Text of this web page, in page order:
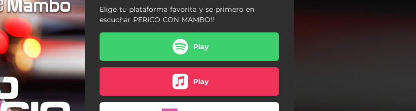
Mambo - En Vivo
Elige tu plataforma favorita y se primero en
escuchar PERICO CON MAMBO!!
Play
Play